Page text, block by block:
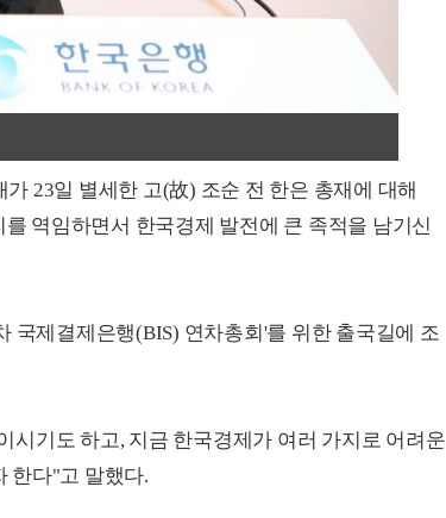
가 23일 별세한 고(故) 조순 전 한은 총재에 대해
역임하면서 한국경제 발전에 큰 족적을 남기신
국제결제은행(BIS) 연차총회'를 위한 출국길에 조
시기도 하고, 지금 한국경제가 여러 가지로 어려운
한다"고 말했다.